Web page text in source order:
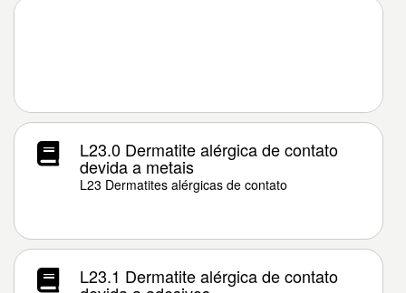
L23.0 Dermatite alérgica de contato
devida a metais
L23 Dermatites alérgicas de contato
L23.1 Dermatite alérgica de contato